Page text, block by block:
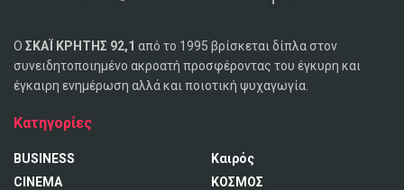
Ο ΣΚΑΪ ΚΡΗΤΗΣ 92,1 από το 1995 βρίσκεται δίπλα στον
συνειδητοποιημένο ακροατή προσφέροντας του έγκυρη και
έγκαιρη ενημέρωση αλλά και ποιοτική ψυχαγωγία.
Κατηγορίες
BUSINESS
CINEMA
Καιρός
ΚΟΣΜΟΣ